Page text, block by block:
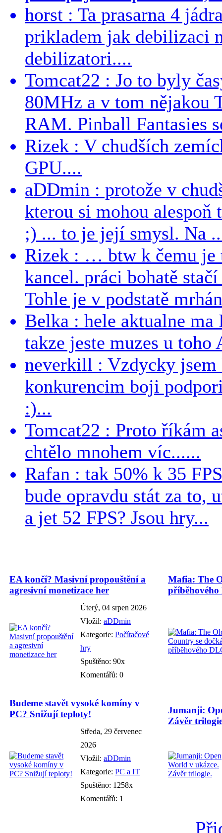
horst : Ta prasarna 4
prikladem jak debilizaci
debilizatori....
Tomcat22 : Jo to byly
80MHz a v tom nějakou
RAM. Pinball Fantasies
Rizek : V chudších
GPU....
aDDmin : protože v
kterou si mohou alespoň
;) ... to je její smysl. Na
Rizek : … btw k čemu je
kancel. práci bohatě
Tohle je v podstatě
Belka : hele aktualne
takze jeste muzes u
neverkill : Vzdycky
konkurencim boji
:)...
Tomcat22 : Proto říkám
chtělo mnohem víc......
Rafan : tak 50% k 35
bude opravdu stát za to,
a jet 52 FPS? Jsou hry...
EA končí? Masivní propouštění a
agresivní monetizace her
Úterý, 04 srpen 2026
Vložil: aDDmin
Kategorie: Počítačové
hry
Spuštěno: 90x
Komentářů: 0
Mafia: The
Budeme stavět vysoké komíny v
PC? Snižují teploty!
Středa, 29 červenec
2026
Vložil: aDDmin
Kategorie: PC a IT
Spuštěno: 1258x
Komentářů: 1
Jumanji:
Závěr